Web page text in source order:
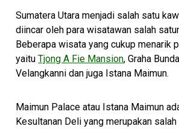
Sumatera Utara menjadi salah satu
diincar oleh para wisatawan salah
Beberapa wisata yang cukup menarik
yaituTjong A Fie Mansion, Graha
Velangkanni dan juga Istana Maimun.
Maimun Palace atau Istana Maimun
Kesultanan Deli yang merupakan